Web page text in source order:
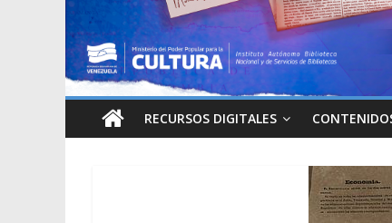
RECURSOS DIGITALES